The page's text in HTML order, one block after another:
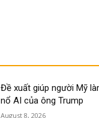
Đề xuất giúp người Mỹ
nổ AI của ông Trump
August 8, 2026